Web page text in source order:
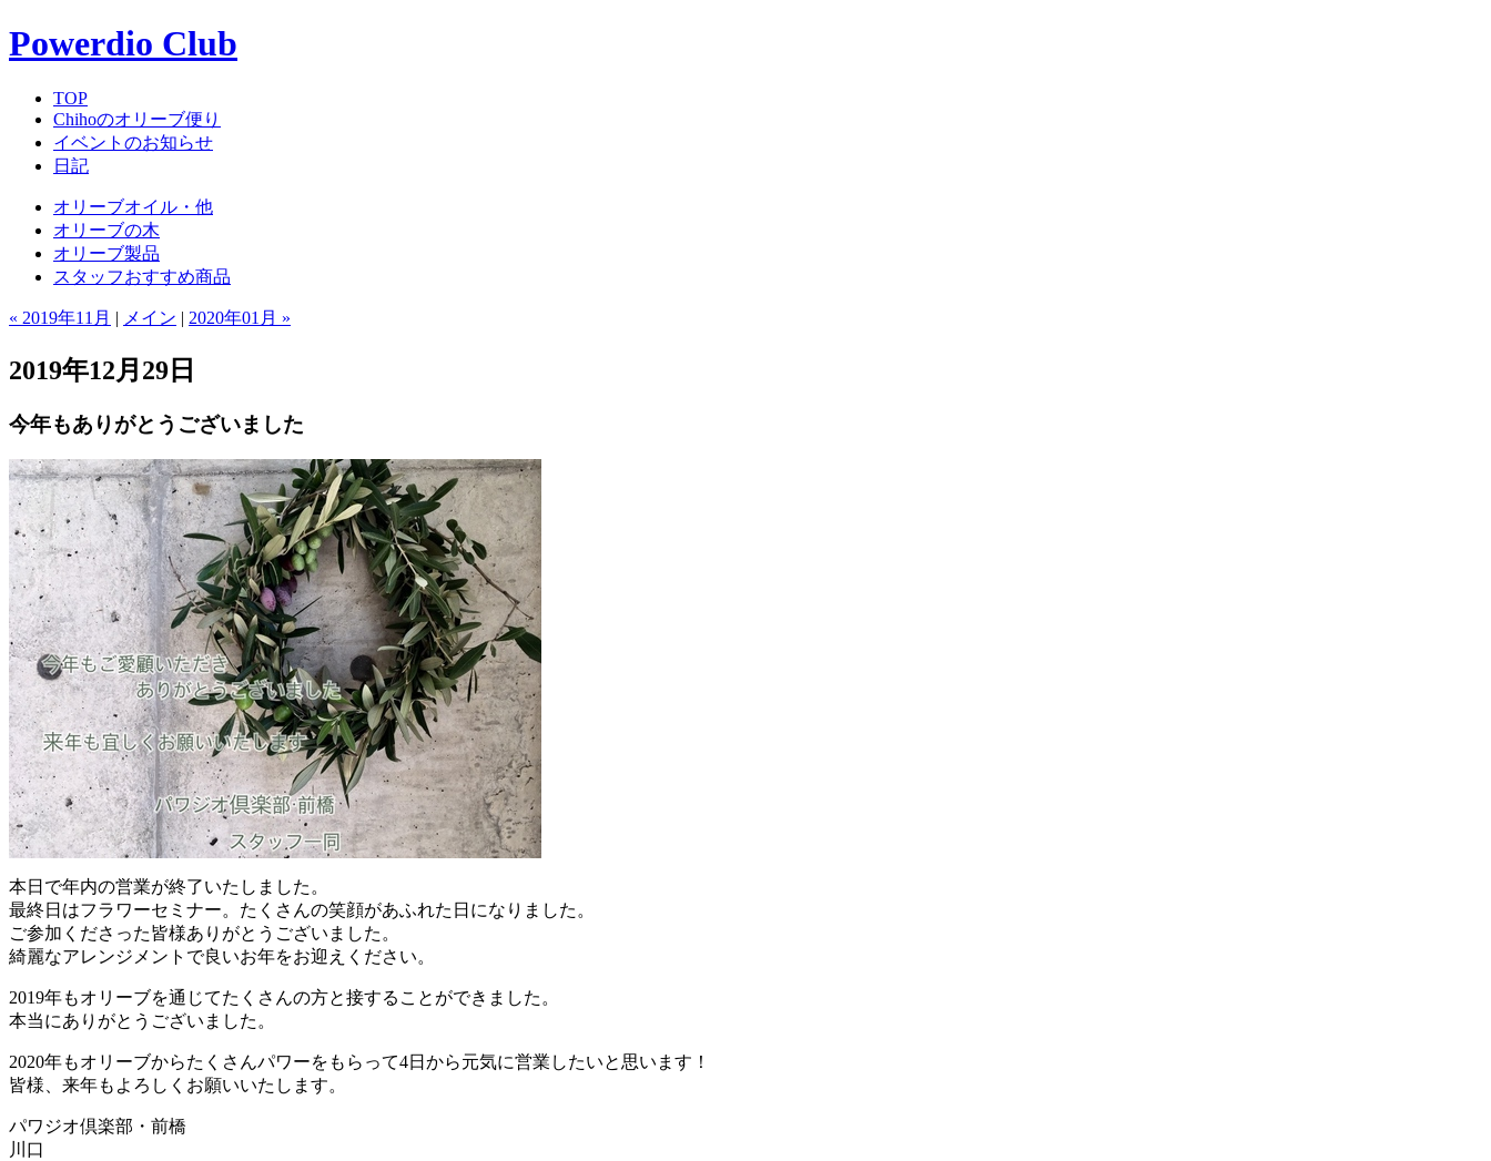
Powerdio Club
TOP
Chihoのオリーブ便り
イベントのお知らせ
日記
オリーブオイル・他
オリーブの木
オリーブ製品
スタッフおすすめ商品
« 2019年11月 | メイン | 2020年01月 »
2019年12月29日
今年もありがとうございました
本日で年内の営業が終了いたしました。
最終日はフラワーセミナー。たくさんの笑顔があふれた日になりました。
ご参加くださった皆様ありがとうございました。
綺麗なアレンジメントで良いお年をお迎えください。
2019年もオリーブを通じてたくさんの方と接することができました。
本当にありがとうございました。
2020年もオリーブからたくさんパワーをもらって4日から元気に営業したいと思います！
皆様、来年もよろしくお願いいたします。
パワジオ倶楽部・前橋
川口